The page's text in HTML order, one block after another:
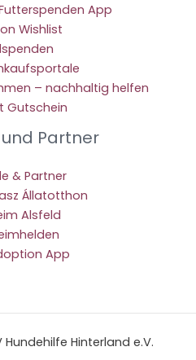
App
Wishlist
– nachhaltig helfen
Gutschein
Partner
& Partner
Állatotthon
Alsfeld
App
Hinterland e.V.